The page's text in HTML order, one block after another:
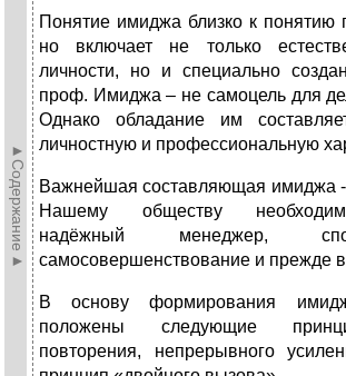
►Содержание►
Понятие имиджа близко к понятию
но включает не только
личности, но и специально
проф. Имиджа – не самоцель для
Однако обладание им
личностную и профессиональную
Важнейшая составляющая имиджа -
Нашему обществу
надёжный менеджер,
самосовершенствование и прежде
В основу формирования
положены следующие
повторения, непрерывного